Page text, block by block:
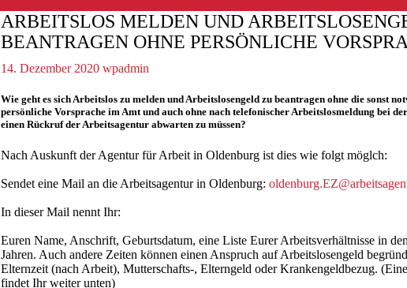
ARBEITSLOS MELDEN UND
BEANTRAGEN OHNE PERSÖNLICHE
14. Dezember 2020 wpadmin
Wie geht es sich Arbeitslos zu melden und Arbeitslosengeld zu beantragen ohne die sonst
persönliche Vorsprache im Amt und auch ohne nach telefonischer Arbeitslosmeldung bei
einen Rückruf der Arbeitsagentur abwarten zu müssen?
Nach Auskunft der Agentur für Arbeit in Oldenburg ist dies wie folgt möglch:
Sendet eine Mail an die Arbeitsagentur in Oldenburg:
In dieser Mail nennt Ihr:
Euren Name, Anschrift, Geburtsdatum, eine Liste Eurer Arbeitsverhältnisse in
Jahren. Auch andere Zeiten können einen Anspruch auf Arbeitslosengeld
Elternzeit (nach Arbeit), Mutterschafts-, Elterngeld oder Krankengeldbezug.
findet Ihr weiter unten)